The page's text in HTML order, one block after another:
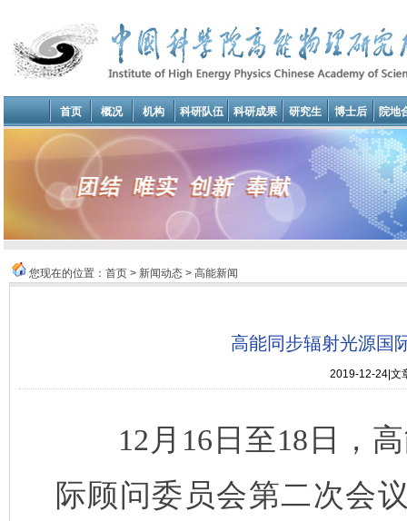
首页 概况 机构 科研队伍 科研成果 研究生 博士后 院地
您现在的位置： 首页 > 新闻动态 > 高能新闻
高能同步辐射光源国
2019-12-24|文
12 月 16 日至18 日，
际顾问委员会第二次会